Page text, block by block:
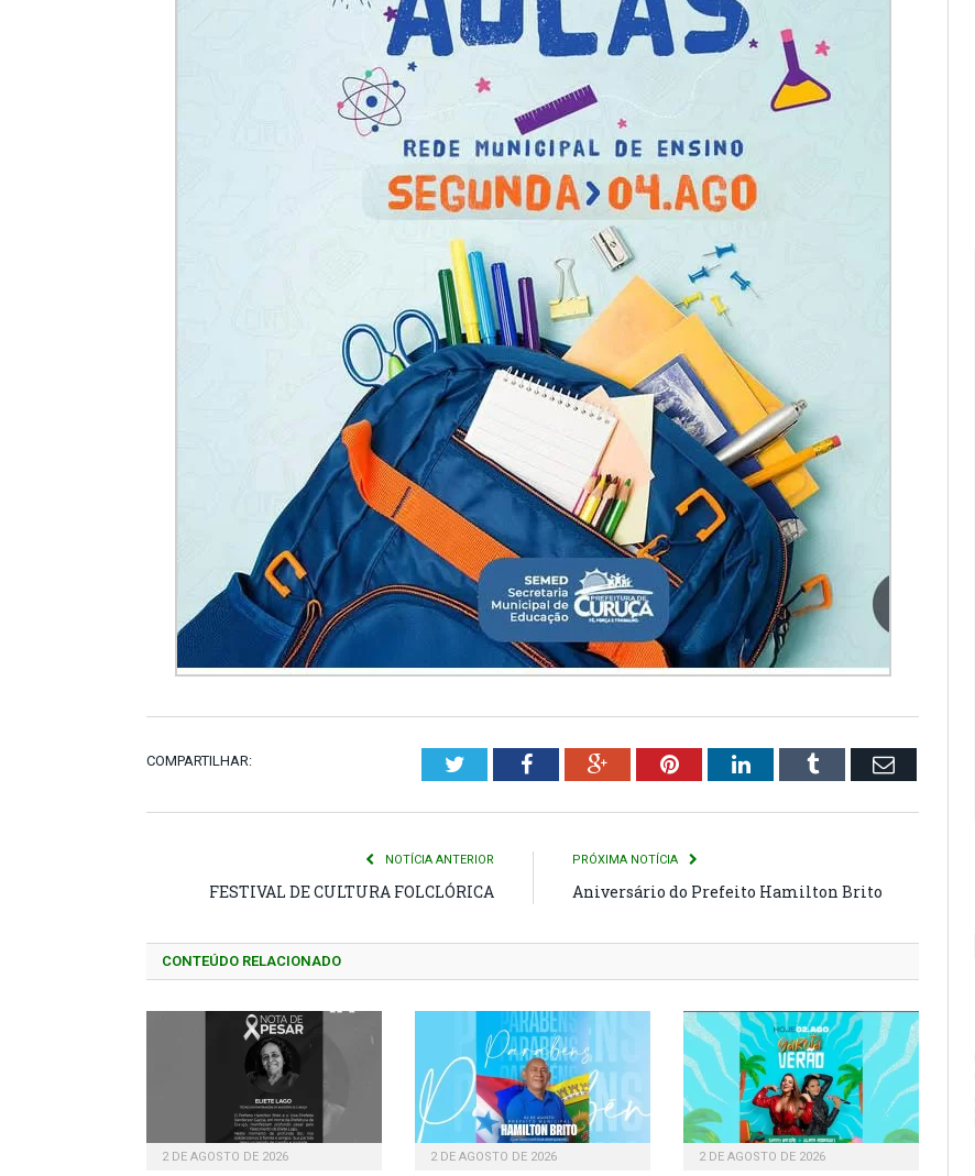
COMPARTILHAR: TwitterFacebookGoogle+PinterestLinkedInTumblr Email
NOTÍCIA ANTERIOR
FESTIVAL DE CULTURA FOLCLÓRICA
PRÓXIMA NOTÍCIA
Aniversário do Prefeito Hamilton Brito
CONTEÚDO RELACIONADO
2 DE AGOSTO DE 2026 2 DE AGOSTO DE 2026 2 DE AGOSTO DE 2026